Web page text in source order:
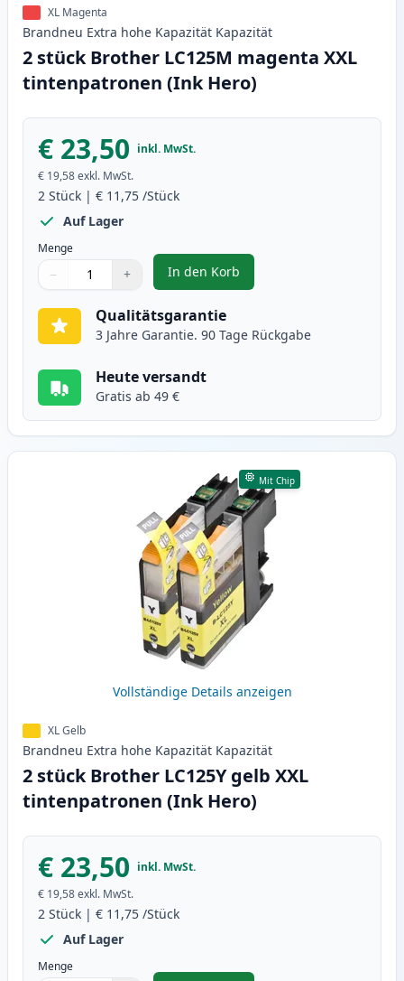
XL Magenta
Brandneu Extra hohe Kapazität Kapazität
2 stück Brother LC125M magenta XXL
tintenpatronen (Ink Hero)
€ 23,50 inkl. MwSt.
€ 19,58exkl. MwSt.
2 Stück | € 11,75 /Stück
Auf Lager
Menge
Verwenden Sie die Tasten, um anzupassen
− +
1
In den Korb
, 2 stück Brother LC125M
Qualitätsgarantie
3 Jahre Garantie. 90 Tage Rückgabe
Heute versandt
Gratis ab 49 €
Mit Chip
Vollständige Details anzeigen
XL Gelb
Brandneu Extra hohe Kapazität Kapazität
2 stück Brother LC125Y gelb XXL
tintenpatronen (Ink Hero)
€ 23,50 inkl. MwSt.
€ 19,58exkl. MwSt.
2 Stück | € 11,75 /Stück
Auf Lager
Menge